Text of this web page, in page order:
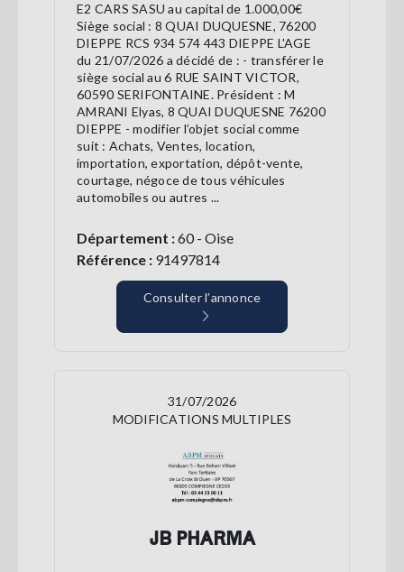
E2 CARS SASU au capital de 1.000,00€
Siège social : 8 QUAI DUQUESNE, 76200
DIEPPE RCS 934 574 443 DIEPPE L'AGE
du 21/07/2026 a décidé de : - transférer le
siège social au 6 RUE SAINT VICTOR,
60590 SERIFONTAINE. Président : M
AMRANI Elyas, 8 QUAI DUQUESNE 76200
DIEPPE - modifier l’objet social comme
suit : Achats, Ventes, location,
importation, exportation, dépôt-vente,
courtage, négoce de tous véhicules
automobiles ou autres ...
Département :60 - Oise
Référence : 91497814
Consulter l’annonce
31/07/2026
MODIFICATIONS MULTIPLES
JB PHARMA